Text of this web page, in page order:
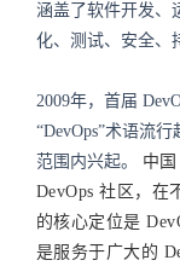
涵盖了软件开发、
化、测试、安全、
2009年，首届
“DevOps”术语流
范围内兴起。 中
DevOps 社区，在
的核心定位是
是服务于广大的